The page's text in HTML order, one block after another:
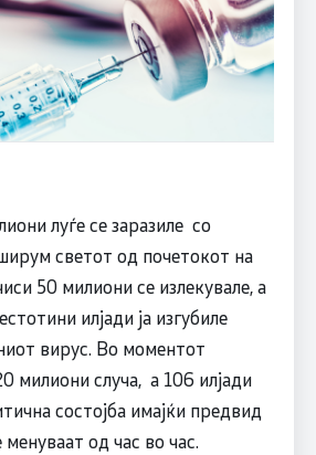
луѓе се заразиле со
светот од почетокот на
50 милиони се излекувале, а
илјади ја изгубиле
вирус. Во моментот
милиони случа, а 106 илјади
состојба имајќи предвид
менуваат од час во час.